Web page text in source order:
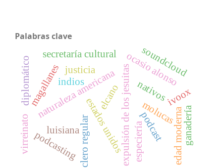
Palabras clave
expulsión de los jesuitas molucas
podcast
estados unidos
nativos
luisiana edad moderna
clero regular
naturaleza americana
especiería
elcano ivoox
magallanes ocasio alonso
secretaría cultural
diplomático
podcasting
soundcloud
justicia
virreinato ganadería
indios